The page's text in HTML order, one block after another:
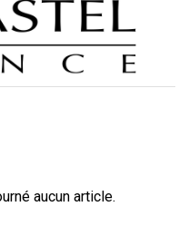
aucun article.